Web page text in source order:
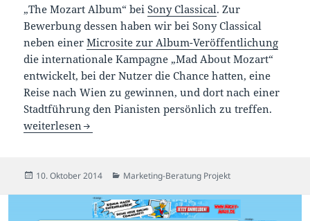
„The Mozart Album“ beiSony Classical. Zur
Bewerbung dessen haben wir bei Sony Classical
neben einerMicrosite zur Album-Veröffentlichung
die internationale Kampagne „Mad About Mozart“
entwickelt, bei der Nutzer die Chance hatten, eine
Reise nach Wien zu gewinnen, und dort nach einer
Stadtführung den Pianisten persönlich zu treffen.
Lang Lang ist Mad About Mozart
weiterlesen
Veröffentlicht
10. Oktober 2014 Kategorien
Marketing-Beratung Projekt